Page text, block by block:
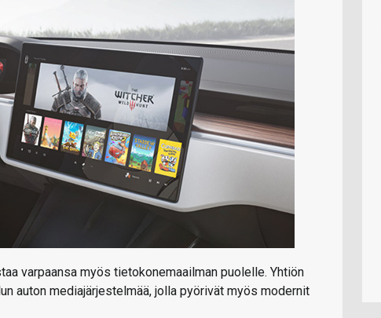
varpaansa myös tietokonemaailman puolelle. Yhtiön
auton mediajärjestelmää, jolla pyörivät myös modernit